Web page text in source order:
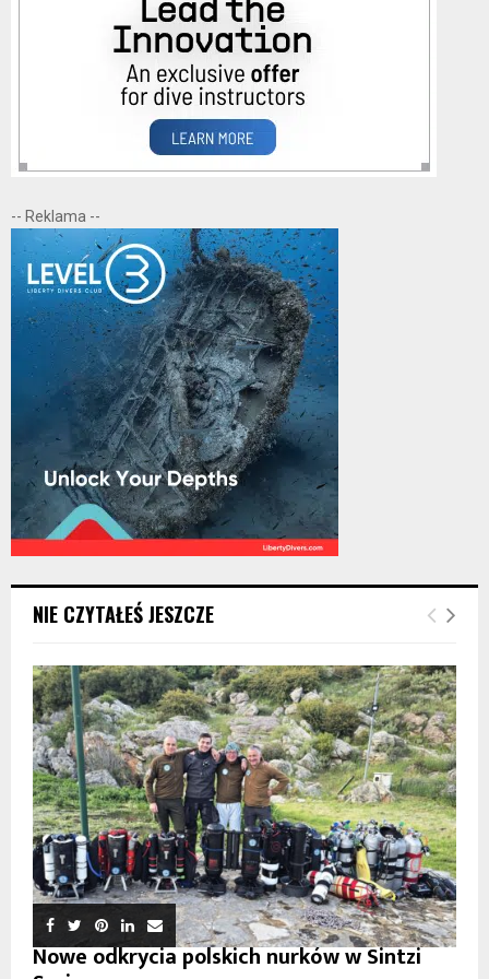
-- Reklama --
NIE CZYTAŁEŚ JESZCZE
Nowe odkrycia polskich nurków w Sintzi